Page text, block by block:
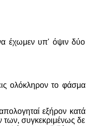
έχωμεν υπ' όψιν δύο
ολόκληρον το φάσμα
εξήρον κατά
των, συγκεκριμένως δε